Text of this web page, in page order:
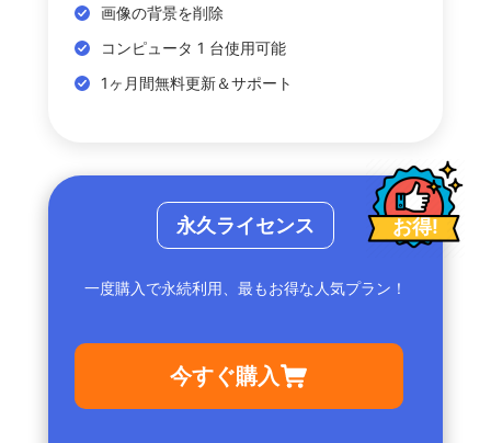
画像の背景を削除
コンピュータ 1 台使用可能
1ヶ月間無料更新＆サポート
お得!
永久ライセンス
一度購入で永続利用、最もお得な人気プラン！
今すぐ購入